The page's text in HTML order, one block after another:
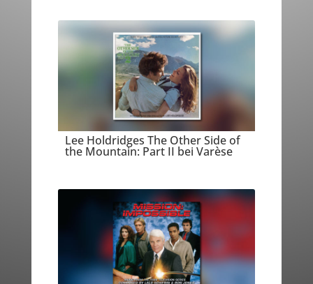
Lee Holdridges The Other Side of
the Mountain: Part II bei Varèse